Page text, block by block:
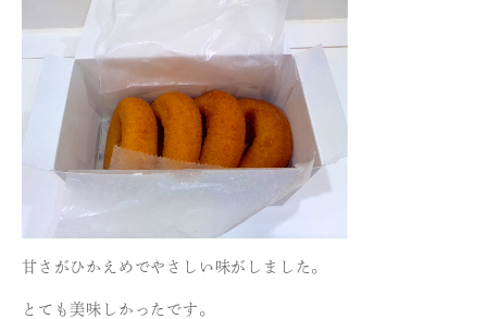
甘さがひかえめでやさしい味がしました。
とても美味しかったです。